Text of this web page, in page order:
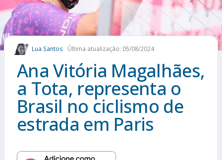
FUTEBOL INTERNACIONAL
COMO APOSTAR
MAIS ESPORTES
Lua Santos Última atualização: 05/08/2024
Ana Vitória Magalhães,
a Tota, representa o
Brasil no ciclismo de
estrada em Paris